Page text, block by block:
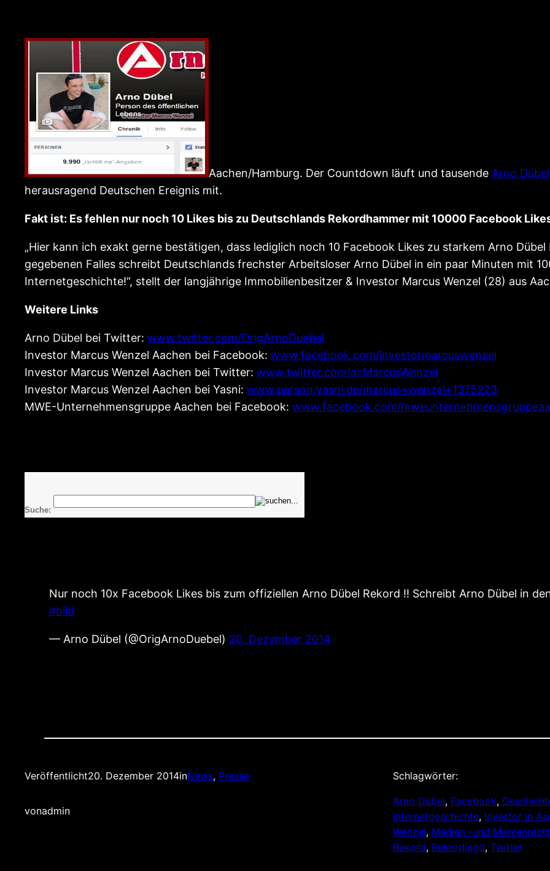
Aachen/Hamburg. Der Countdown läuft und tausende Arno Dübel
herausragend Deutschen Ereignis mit.
Fakt ist: Es fehlen nur noch 10 Likes bis zu Deutschlands Rekordhammer mit 10000 Facebook
„Hier kann ich exakt gerne bestätigen, dass lediglich noch 10 Facebook Likes zu starkem Arno
gegebenen Falles schreibt Deutschlands frechster Arbeitsloser Arno Dübel in ein paar Minuten mit
Internetgeschichte!“, stellt der langjährige Immobilienbesitzer & Investor Marcus Wenzel (28) aus
Weitere Links
Arno Dübel bei Twitter: www.twitter.com/OrigArnoDuebel
Investor Marcus Wenzel Aachen bei Facebook: www.facebook.com/investormarcuswenzel
Investor Marcus Wenzel Aachen bei Twitter: www.twitter.com/acMarcusWenzel
Investor Marcus Wenzel Aachen bei Yasni: www.person.yasni.de/marcus+wenzel+1375223
MWE-Unternehmensgruppe Aachen bei Facebook: www.facebook.com/
Suche:
Nur noch 10x Facebook Likes bis zum offiziellen Arno Dübel Rekord !! Schreibt Arno Dübel in
#bild
— Arno Dübel (@OrigArnoDuebel) 20. Dezember 2014
Veröffentlicht20. Dezember 2014inNews, Presse
vonadmin
Schlagwörter:
Arno Dübel, Facebook,
Internetgeschichte, Investor in
Wenzel, Medien -und
Rekord, Rekordjagd, Twitter